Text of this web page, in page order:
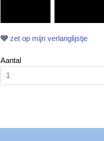
zet op mijn verlanglijstje
Aantal